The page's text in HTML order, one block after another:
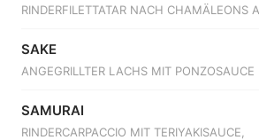
RINDERFILETTATAR NACH CHAMÄLEONS
SAKE
ANGEGRILLTER LACHS MIT PONZOSAUCE
SAMURAI
RINDERCARPACCIO MIT TERIYAKISAUCE,